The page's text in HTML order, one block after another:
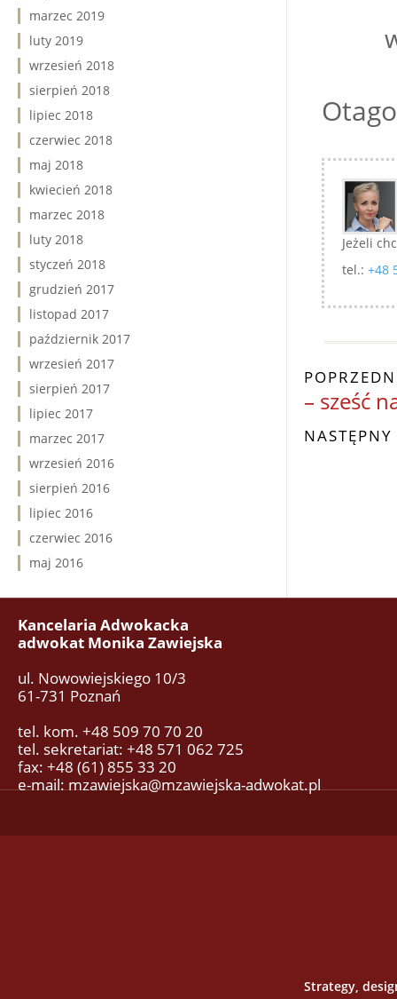
Jeżeli
tel.: +48
– sześć
marzec 2019
luty 2019
wrzesień 2018
sierpień 2018
lipiec 2018
czerwiec 2018
maj 2018
kwiecień 2018
marzec 2018
luty 2018
styczeń 2018
grudzień 2017
listopad 2017
październik 2017
wrzesień 2017
sierpień 2017
lipiec 2017
marzec 2017
wrzesień 2016
sierpień 2016
lipiec 2016
czerwiec 2016
maj 2016
Kancelaria Adwokacka
adwokat Monika Zawiejska
ul. Nowowiejskiego 10/3
61-731 Poznań
tel. kom. +48 509 70 70 20
tel. sekretariat: +48 571 062 725
fax: +48 (61) 855 33 20
e-mail: mzawiejska@mzawiejska-adwokat.pl
Strategy,